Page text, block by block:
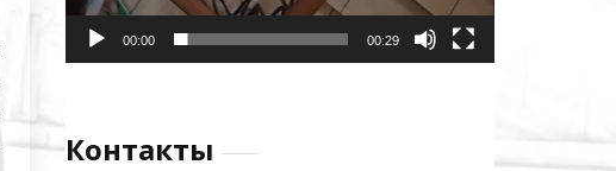
00:00 00:29
Контакты